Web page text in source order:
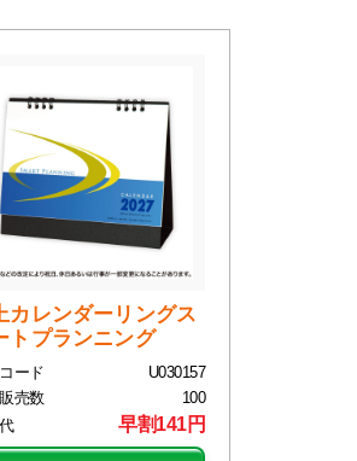
カレンダーリングス
トプランニング
ード
U030157
売数
100
早割141円